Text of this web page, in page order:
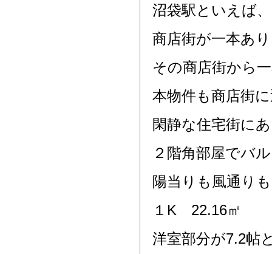
沼袋駅といえば
商店街が一本あ
その商店街から
本物件も商店街
閑静な住宅街に
２階角部屋でバ
陽当りも風通り
１K 22.16㎡
洋室部分が7.2帖